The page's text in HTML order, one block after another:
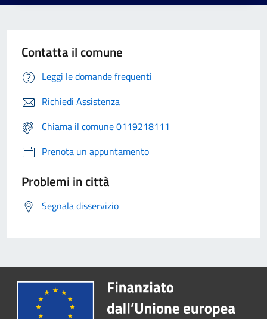
Contatta il comune
Leggi le domande frequenti
Richiedi Assistenza
Chiama il comune 0119218111
Prenota un appuntamento
Problemi in città
Segnala disservizio